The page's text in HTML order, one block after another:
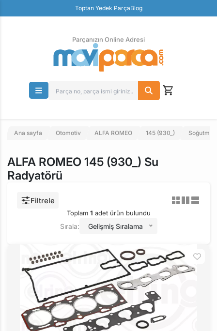
Toptan Yedek ParçaBlog
Parçanızın Online Adresi
Ana sayfa Otomotiv ALFA ROMEO 145 (930_) Soğutma
ALFA ROMEO 145 (930_) Su
Radyatörü
Filtrele
Toplam 1 adet ürün bulundu
Sırala: Gelişmiş Sıralama